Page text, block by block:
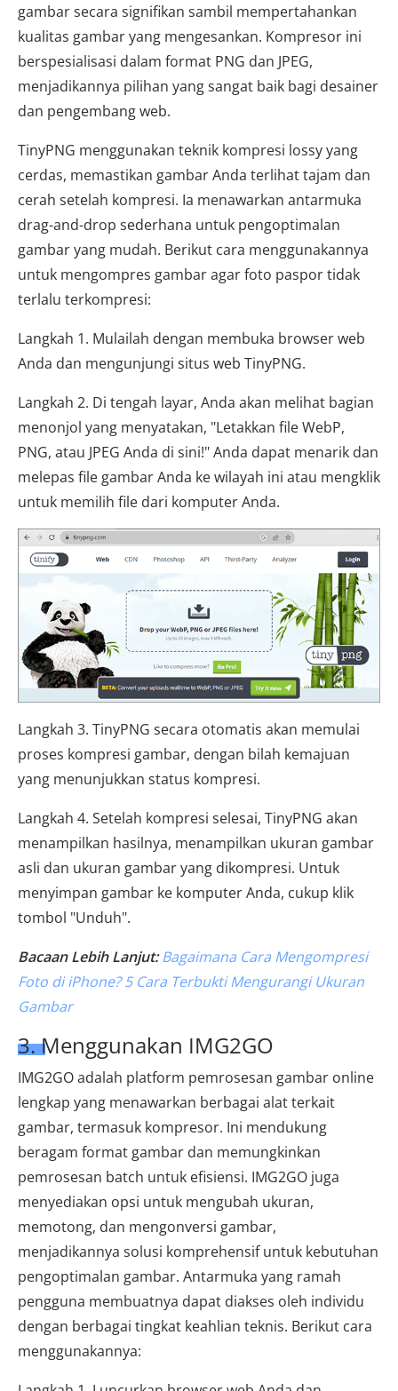
gambar secara signifikan sambil mempertahankan
kualitas gambar yang mengesankan. Kompresor ini
berspesialisasi dalam format PNG dan JPEG,
menjadikannya pilihan yang sangat baik bagi desainer
dan pengembang web.
TinyPNG menggunakan teknik kompresi lossy yang
cerdas, memastikan gambar Anda terlihat tajam dan
cerah setelah kompresi. Ia menawarkan antarmuka
drag-and-drop sederhana untuk pengoptimalan
gambar yang mudah. Berikut cara menggunakannya
untuk mengompres gambar agar foto paspor tidak
terlalu terkompresi:
Langkah 1. Mulailah dengan membuka browser web
Anda dan mengunjungi situs web TinyPNG.
Langkah 2. Di tengah layar, Anda akan melihat bagian
menonjol yang menyatakan, "Letakkan file WebP,
PNG, atau JPEG Anda di sini!" Anda dapat menarik dan
melepas file gambar Anda ke wilayah ini atau mengklik
untuk memilih file dari komputer Anda.
Langkah 3. TinyPNG secara otomatis akan memulai
proses kompresi gambar, dengan bilah kemajuan
yang menunjukkan status kompresi.
Langkah 4. Setelah kompresi selesai, TinyPNG akan
menampilkan hasilnya, menampilkan ukuran gambar
asli dan ukuran gambar yang dikompresi. Untuk
menyimpan gambar ke komputer Anda, cukup klik
tombol "Unduh".
Bacaan Lebih Lanjut: Bagaimana Cara Mengompresi
Foto di iPhone? 5 Cara Terbukti Mengurangi Ukuran
Gambar
3. Menggunakan IMG2GO
IMG2GO adalah platform pemrosesan gambar online
lengkap yang menawarkan berbagai alat terkait
gambar, termasuk kompresor. Ini mendukung
beragam format gambar dan memungkinkan
pemrosesan batch untuk efisiensi. IMG2GO juga
menyediakan opsi untuk mengubah ukuran,
memotong, dan mengonversi gambar,
menjadikannya solusi komprehensif untuk kebutuhan
pengoptimalan gambar. Antarmuka yang ramah
pengguna membuatnya dapat diakses oleh individu
dengan berbagai tingkat keahlian teknis. Berikut cara
menggunakannya: